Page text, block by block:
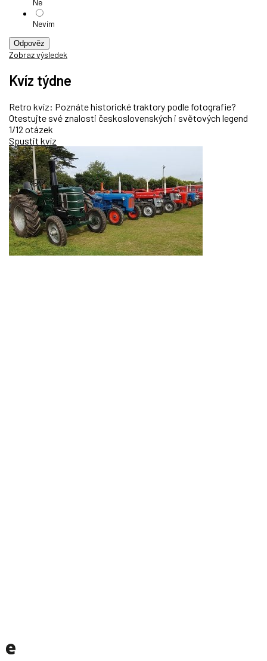
Ne
Nevím
Odpověz
Zobraz výsledek
Kvíz týdne
Retro kvíz: Poznáte historické traktory podle fotografie?
Otestujte své znalosti československých i světových legend
1/12 otázek
Spustit kvíz